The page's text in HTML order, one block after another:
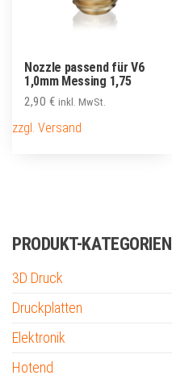
Nozzle passend für V6
1,0mm Messing 1,75
2,90 € inkl. MwSt.
zzgl. Versand
PRODUKT-KATEGORIEN
3D Druck
Druckplatten
Elektronik
Hotend